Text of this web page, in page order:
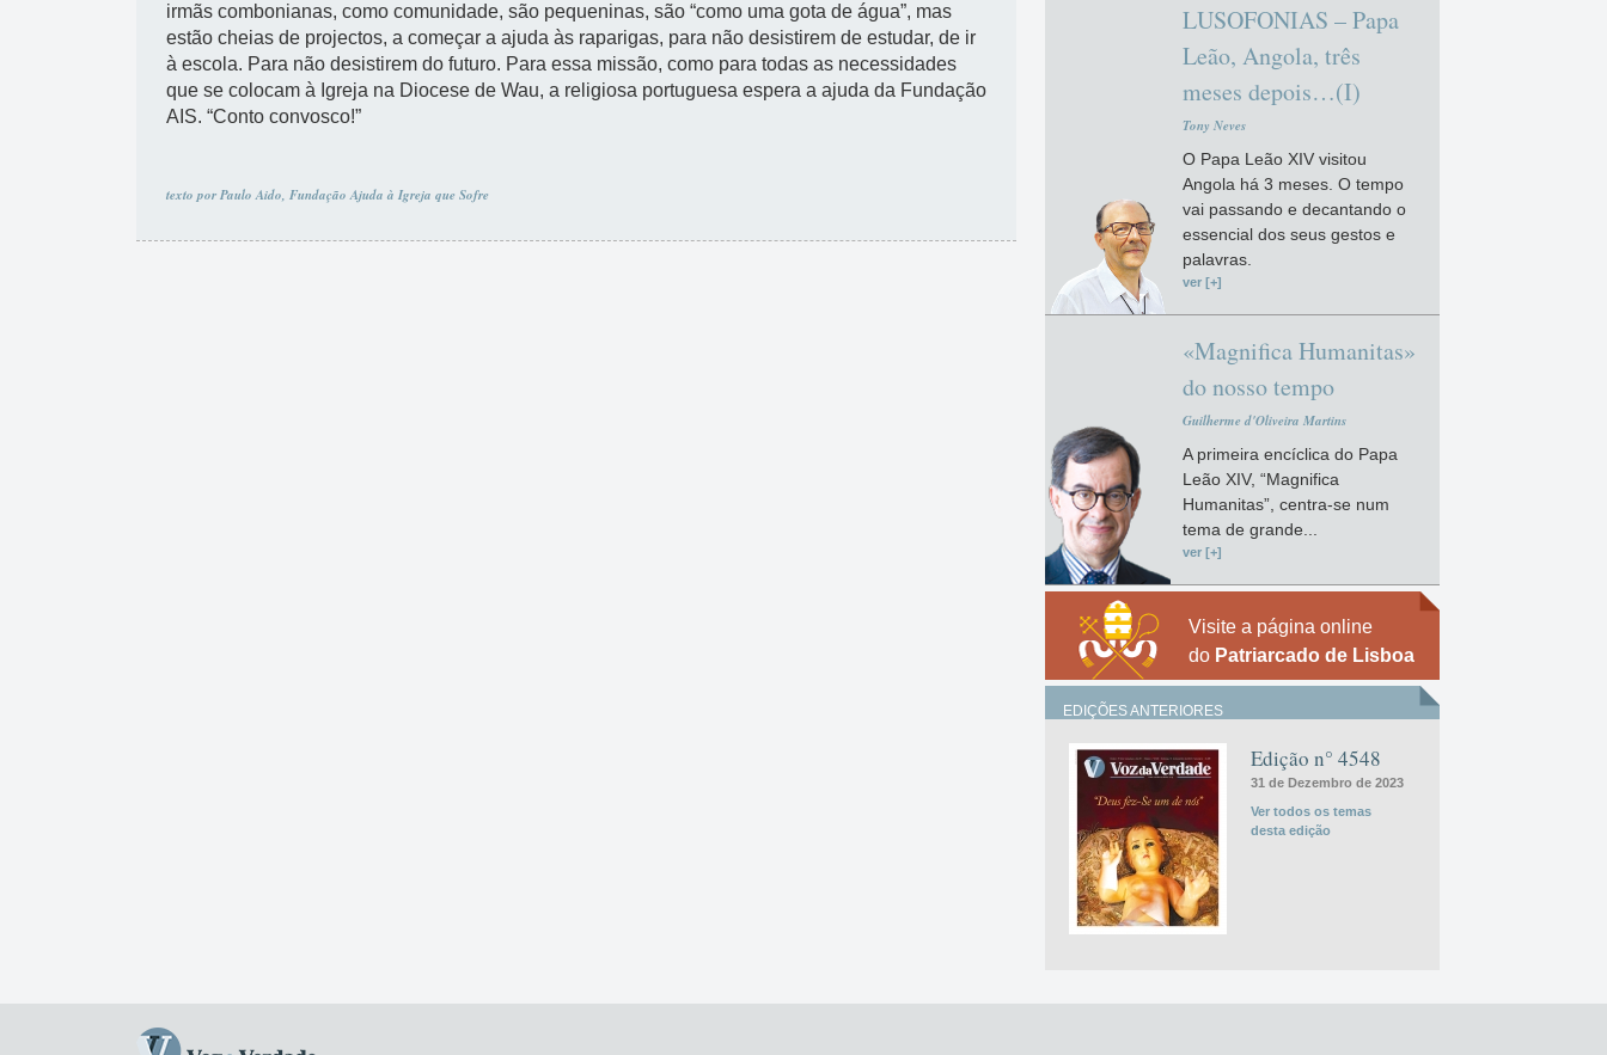
irmãs combonianas, como comunidade, são pequeninas, são “como uma gota de água”, mas
estão cheias de projectos, a começar a ajuda às raparigas, para não desistirem de estudar, de ir
à escola. Para não desistirem do futuro. Para essa missão, como para todas as necessidades
que se colocam à Igreja na Diocese de Wau, a religiosa portuguesa espera a ajuda da Fundação
AIS. “Conto convosco!”
texto por Paulo Aido, Fundação Ajuda à Igreja que Sofre
LUSOFONIAS – Papa
Leão, Angola, três
meses depois…(I)
Tony Neves
O Papa Leão XIV visitou
Angola há 3 meses. O tempo
vai passando e decantando o
essencial dos seus gestos e
palavras.
ver [+]
«Magnifica Humanitas»
do nosso tempo
Guilherme d'Oliveira Martins
A primeira encíclica do Papa
Leão XIV, “Magnifica
Humanitas”, centra-se num
tema de grande...
ver [+]
Visite a página online
do Patriarcado de Lisboa
EDIÇÕES ANTERIORES
Edição n° 4548
31 de Dezembro de 2023
Ver todos os temas
desta edição